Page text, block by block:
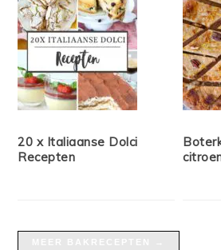
20 x Italiaanse Dolci
Recepten